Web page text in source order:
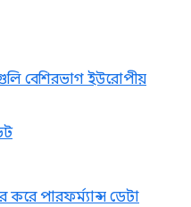
বেশিরভাগ ইউরোপীয়
করে পারফর্ম্যান্স ডেটা